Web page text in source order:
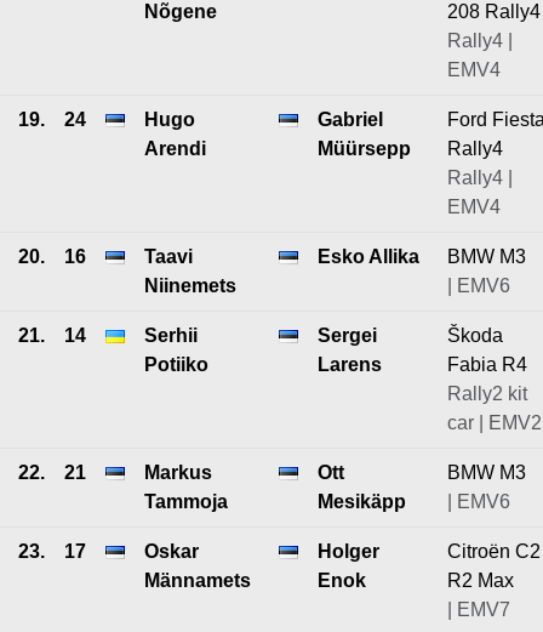
Nõgene
208 Rally4
Rally4 |
EMV4
19. 24
Hugo
Arendi
Gabriel
Müürsepp
Ford
Rally4
Rally4 |
EMV4
20. 16
Taavi
Niinemets
Esko Allika
BMW M3
| EMV6
21. 14
Serhii
Potiiko
Sergei
Larens
Škoda
Fabia R4
Rally2 kit
car | EMV2
22. 21
Markus
Tammoja
Ott
Mesikäpp
BMW M3
| EMV6
23. 17
Oskar
Männamets
Holger
Enok
Citroën C2
R2 Max
| EMV7